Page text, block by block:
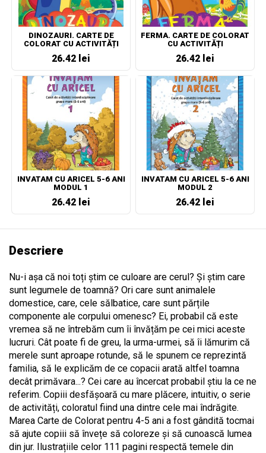
DINOZAURI. CARTE DE
COLORAT CU ACTIVITĂȚI
26.42 lei
FERMA. CARTE DE COLORAT
CU ACTIVITĂȚI
26.42 lei
INVATAM CU ARICEL 5-6 ANI
MODUL 1
26.42 lei
INVATAM CU ARICEL 5-6 ANI
MODUL 2
26.42 lei
Descriere
Nu-i așa că noi toți știm ce culoare are cerul? Și știm care
sunt legumele de toamnă? Ori care sunt animalele
domestice, care, cele sălbatice, care sunt părțile
componente ale corpului omenesc? Ei, probabil că este
vremea să ne întrebăm cum îi învățăm pe cei mici aceste
lucruri. Cât poate fi de greu, la urma-urmei, să îi lămurim că
merele sunt aproape rotunde, să le spunem ce reprezintă
familia, să le explicăm de ce copacii arată altfel toamna
decât primăvara...? Cei care au încercat probabil știu la ce ne
referim. Copiii desfășoară cu mare plăcere, intuitiv, o serie
de activități, coloratul fiind una dintre cele mai îndrăgite.
Marea Carte de Colorat pentru 4-5 ani a fost gândită tocmai
să ajute copiii să învețe să coloreze și să cunoască lumea
din jur. Ilustrațiile celor 111 pagini respectă temele din